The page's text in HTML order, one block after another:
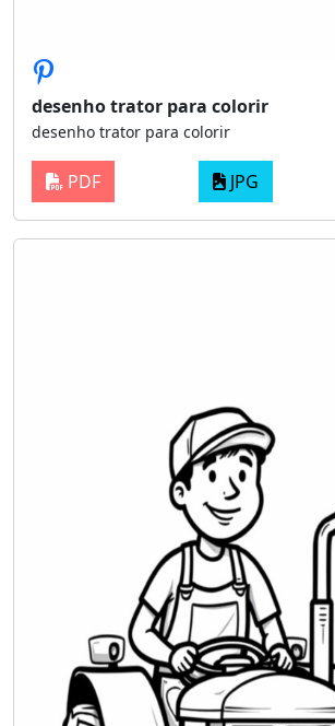
desenho trator para colorir
desenho trator para colorir
PDF JPG